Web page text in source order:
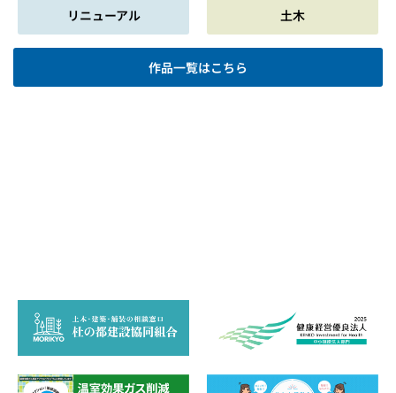
リニューアル 土木
作品一覧はこちら